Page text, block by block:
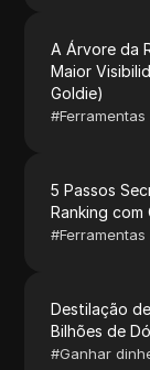
A Árvore da
Maior
Goldie)
#Ferramentas
5 Passos
Ranking com
#Ferramentas
Destilação
Bilhões de
#Ganhar